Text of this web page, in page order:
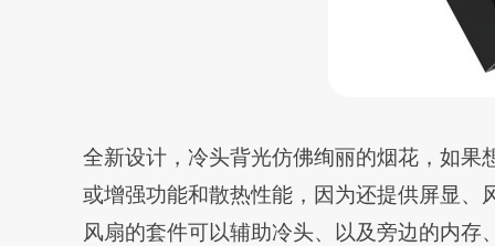
全新设计，冷头背光仿佛绚丽的烟花，如果
或增强功能和散热性能，因为还提供屏显、
风扇的套件可以辅助冷头、以及旁边的内存